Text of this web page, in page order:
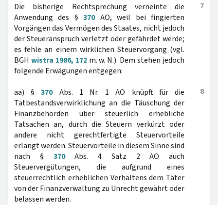
7
Die bisherige Rechtsprechung verneinte die
Anwendung des §370AO, weil bei fingierten
Vorgängen das Vermögen des Staates, nicht jedoch
der Steueranspruch verletzt oder gefährdet werde;
es fehle an einem wirklichen Steuervorgang (vgl.
BGH wistra 1986, 172m. w. N.). Dem stehen jedoch
folgende Erwägungen entgegen:
8
aa) §370Abs. 1 Nr. 1 AO knüpft für die
Tatbestandsverwirklichung an die Täuschung der
Finanzbehörden über steuerlich erhebliche
Tatsachen an, durch die Steuern verkürzt oder
andere nicht gerechtfertigte Steuervorteile
erlangt werden. Steuervorteile in diesem Sinne sind
nach § 370Abs. 4 Satz 2 AO auch
Steuervergütungen, die aufgrund eines
steuerrechtlich erheblichen Verhaltens dem Täter
von der Finanzverwaltung zu Unrecht gewährt oder
belassen werden.